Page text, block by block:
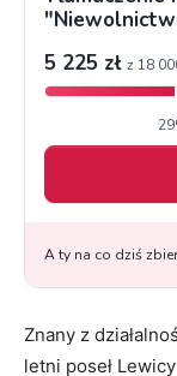
Znany z
letni poseł